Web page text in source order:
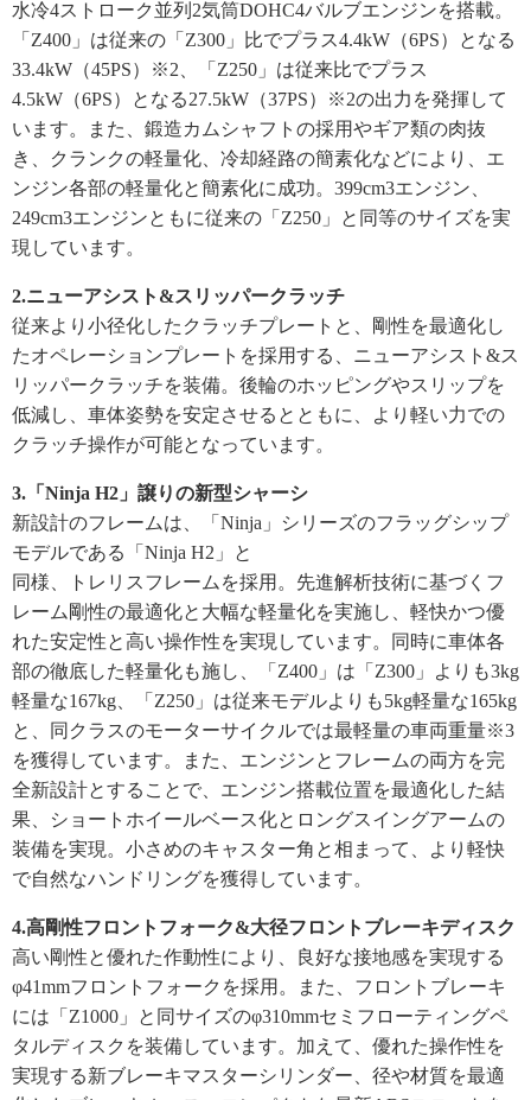
水冷4ストローク並列2気筒DOHC4バルブエンジンを搭載。
「Z400」は従来の「Z300」比でプラス4.4kW（6PS）となる
33.4kW（45PS）※2、「Z250」は従来比でプラス
4.5kW（6PS）となる27.5kW（37PS）※2の出力を発揮して
います。また、鍛造カムシャフトの採用やギア類の肉抜
き、クランクの軽量化、冷却経路の簡素化などにより、エ
ンジン各部の軽量化と簡素化に成功。399cm3エンジン、
249cm3エンジンともに従来の「Z250」と同等のサイズを実
現しています。
2.ニューアシスト&スリッパークラッチ
従来より小径化したクラッチプレートと、剛性を最適化し
たオペレーションプレートを採用する、ニューアシスト&ス
リッパークラッチを装備。後輪のホッピングやスリップを
低減し、車体姿勢を安定させるとともに、より軽い力での
クラッチ操作が可能となっています。
3.「Ninja H2」譲りの新型シャーシ
新設計のフレームは、「Ninja」シリーズのフラッグシップ
モデルである「Ninja H2」と
同様、トレリスフレームを採用。先進解析技術に基づくフ
レーム剛性の最適化と大幅な軽量化を実施し、軽快かつ優
れた安定性と高い操作性を実現しています。同時に車体各
部の徹底した軽量化も施し、「Z400」は「Z300」よりも3kg
軽量な167kg、「Z250」は従来モデルよりも5kg軽量な165kg
と、同クラスのモーターサイクルでは最軽量の車両重量※3
を獲得しています。また、エンジンとフレームの両方を完
全新設計とすることで、エンジン搭載位置を最適化した結
果、ショートホイールベース化とロングスイングアームの
装備を実現。小さめのキャスター角と相まって、より軽快
で自然なハンドリングを獲得しています。
4.高剛性フロントフォーク&大径フロントブレーキディスク
高い剛性と優れた作動性により、良好な接地感を実現する
φ41mmフロントフォークを採用。また、フロントブレーキ
には「Z1000」と同サイズのφ310mmセミフローティングペ
タルディスクを装備しています。加えて、優れた操作性を
実現する新ブレーキマスターシリンダー、径や材質を最適